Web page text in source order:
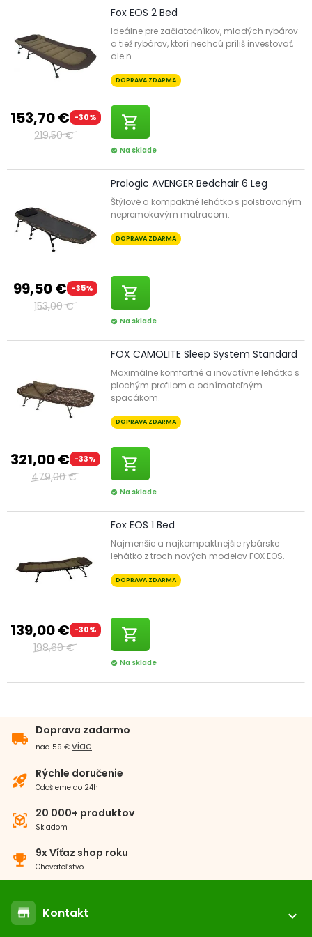
153,70 € -30%
219,50 €
Fox EOS 2 Bed
Ideálne pre začiatočníkov, mladých rybárov
a tiež rybárov, ktorí nechcú príliš investovať,
ale n...
DOPRAVA ZDARMA
shopping_cart
check_circle Na sklade
99,50 € -35%
153,00 €
Prologic AVENGER Bedchair 6 Leg
Štýlové a kompaktné lehátko s polstrovaným
nepremokavým matracom.
DOPRAVA ZDARMA
shopping_cart
check_circle Na sklade
321,00 € -33%
479,00 €
FOX CAMOLITE Sleep System Standard
Maximálne komfortné a inovatívne lehátko s
plochým profilom a odnímateľným
spacákom.
DOPRAVA ZDARMA
shopping_cart
check_circle Na sklade
139,00 € -30%
198,60 €
Fox EOS 1 Bed
Najmenšie a najkompaktnejšie rybárske
lehátko z troch nových modelov FOX EOS.
DOPRAVA ZDARMA
shopping_cart
check_circle Na sklade
local_shipping
Doprava zadarmo
nad 59 € viac
rocket_launch Rýchle doručenie
Odošleme do 24h
view_in_ar 20 000+ produktov
Skladom
emoji_events 9x Víťaz shop roku
Chovateľstvo
store Kontakt
expand_more